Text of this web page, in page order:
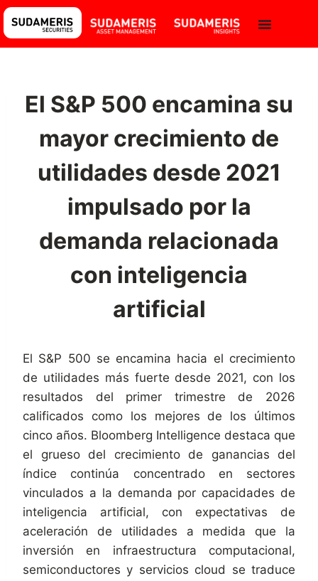
El S&P 500 encamina su
mayor crecimiento de
utilidades desde 2021
impulsado por la
demanda relacionada
con inteligencia
artificial
El S&P 500 se encamina hacia el crecimiento
de utilidades más fuerte desde 2021, con los
resultados del primer trimestre de 2026
calificados como los mejores de los últimos
cinco años. Bloomberg Intelligence destaca que
el grueso del crecimiento de ganancias del
índice continúa concentrado en sectores
vinculados a la demanda por capacidades de
inteligencia artificial, con expectativas de
aceleración de utilidades a medida que la
inversión en infraestructura computacional,
semiconductores y servicios cloud se traduce